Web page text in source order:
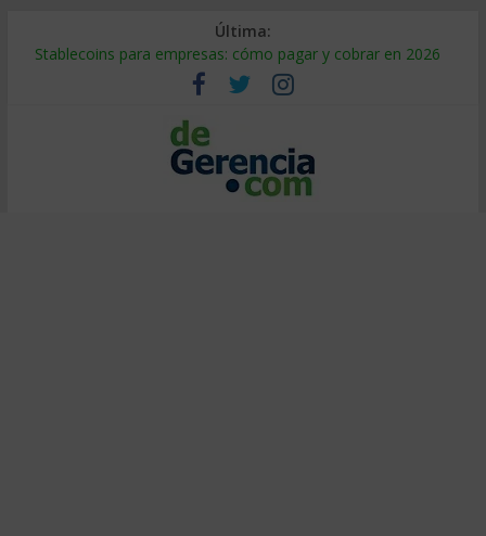
Última:
Stablecoins para empresas: cómo pagar y cobrar en 2026
Despido silencioso: qué es y por qué sale tan caro
IA en selección de personal: cómo auditarla a tiempo
Trabajo forzoso en la cadena de suministro: qué hacer
Mercado hispano de EE. UU.: cómo segmentarlo y venderle